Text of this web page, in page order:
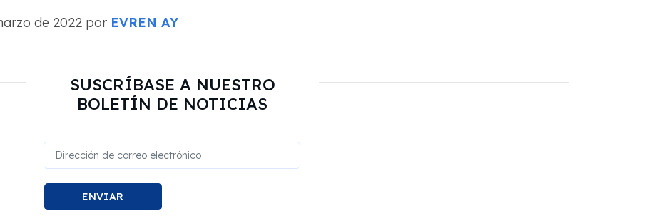
de 2022 por EVREN AY
SUSCRÍBASE A NUESTRO
BOLETÍN DE NOTICIAS
ENVIAR